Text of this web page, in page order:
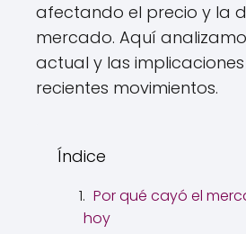
afectando el precio y la
mercado. Aquí
actual y las
recientes movimientos.
Índice
Por qué cayó el
hoy